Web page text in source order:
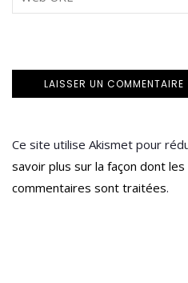
Ce site utilise Akismet pour
savoir plus sur la façon dont
commentaires sont traitées.